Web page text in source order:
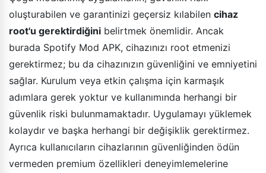
oluşturabilen ve garantinizi geçersiz kılabilen cihaz
root'u gerektirdiğini belirtmek önemlidir. Ancak
burada Spotify Mod APK, cihazınızı root etmenizi
gerektirmez; bu da cihazınızın güvenliğini ve emniyetini
sağlar. Kurulum veya etkin çalışma için karmaşık
adımlara gerek yoktur ve kullanımında herhangi bir
güvenlik riski bulunmamaktadır. Uygulamayı yüklemek
kolaydır ve başka herhangi bir değişiklik gerektirmez.
Ayrıca kullanıcıların cihazlarının güvenliğinden ödün
vermeden premium özellikleri deneyimlemelerine